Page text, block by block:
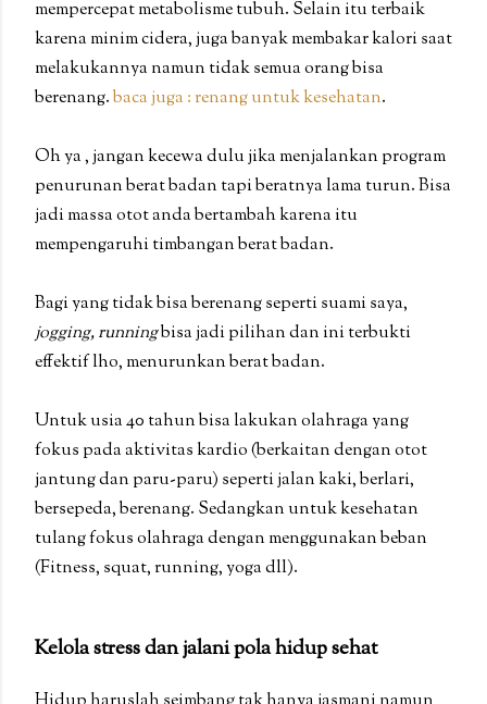
mempercepat metabolisme tubuh. Selain itu terbaik
karena minim cidera, juga banyak membakar kalori saat
melakukannya namun tidak semua orang bisa
berenang.baca juga : renang untuk kesehatan.
Oh ya , jangan kecewa dulu jika menjalankan program
penurunan berat badan tapi beratnya lama turun. Bisa
jadi massa otot anda bertambah karena itu
mempengaruhi timbangan berat badan.
Bagi yang tidak bisa berenang seperti suami saya,
jogging, runningbisa jadi pilihan dan ini terbukti
effektif lho, menurunkan berat badan.
Untuk usia 40 tahun bisa lakukan olahraga yang
fokus pada aktivitas kardio (berkaitan dengan otot
jantung dan paru-paru) seperti jalan kaki, berlari,
bersepeda, berenang. Sedangkan untuk kesehatan
tulang fokus olahraga dengan menggunakan beban
(Fitness, squat, running, yoga dll).
Kelola stress dan jalani pola hidup sehat